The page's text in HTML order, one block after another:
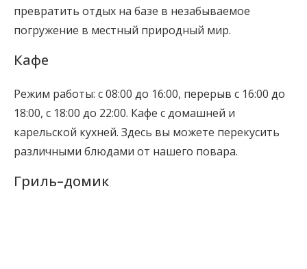
превратить отдых на базе в незабываемое
погружение в местный природный мир.
Кафе
Режим работы: с 08:00 до 16:00, перерыв с 16:00 до
18:00, с 18:00 до 22:00. Кафе с домашней и
карельской кухней. Здесь вы можете перекусить
различными блюдами от нашего повара.
Гриль–домик